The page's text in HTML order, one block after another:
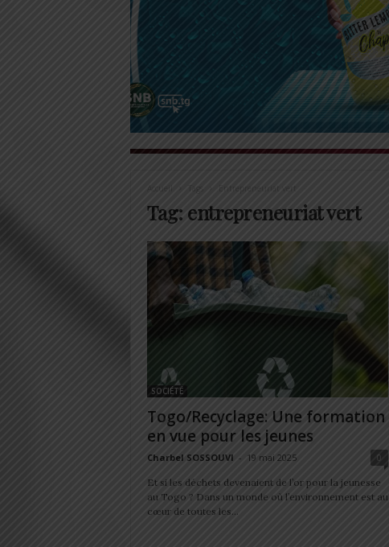
Accueil Tags Entrepreneuriat vert
Tag: entrepreneuriat vert
SOCIÉTÉ
Togo/Recyclage: Une formation
en vue pour les jeunes
Charbel SOSSOUVI - 19 mai 2025 0
Et si les déchets devenaient de l’or pour la jeunesse
au Togo ? Dans un monde où l’environnement est au
cœur de toutes les...